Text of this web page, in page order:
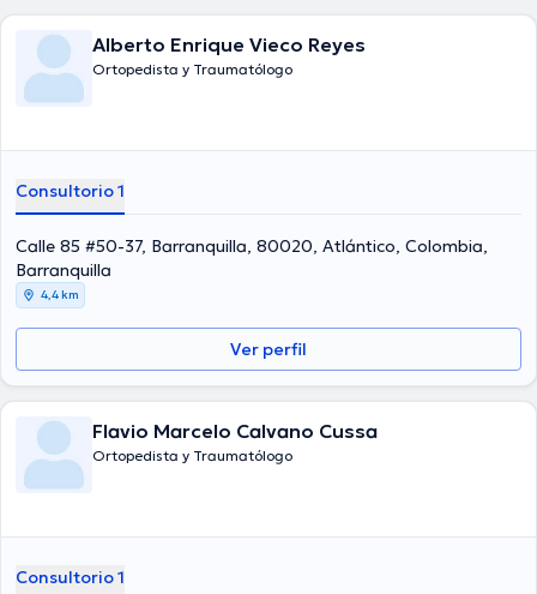
Alberto Enrique Vieco Reyes
Ortopedista y Traumatólogo
Consultorio 1
Calle 85 #50-37, Barranquilla, 80020, Atlántico, Colombia,
Barranquilla
4,4 km
Ver perfil
Flavio Marcelo Calvano Cussa
Ortopedista y Traumatólogo
Consultorio 1